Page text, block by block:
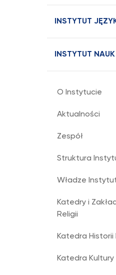
INSTYTUT
INSTYTUT
O Instytucie
Aktualności
Zespół
Struktura
Władze
Katedry i
Religii
Katedra Historii
Katedra Kultury